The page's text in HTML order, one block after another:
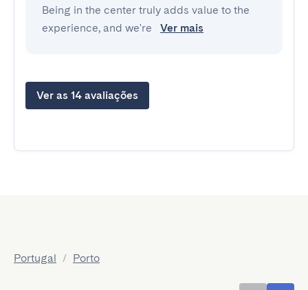
Being in the center truly adds value to the
experience, and we're
Ver mais
Ver as 14 avaliações
Portugal / Porto